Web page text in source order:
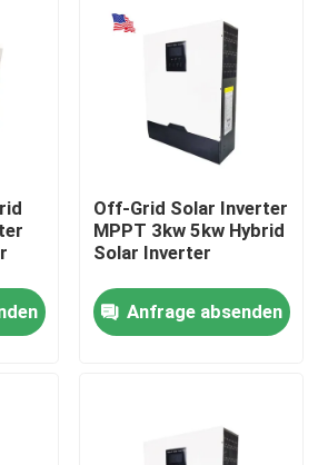
Off-Grid Solar Inverter
MPPT 3kw 5kw Hybrid
Solar Inverter
Anfrage absenden